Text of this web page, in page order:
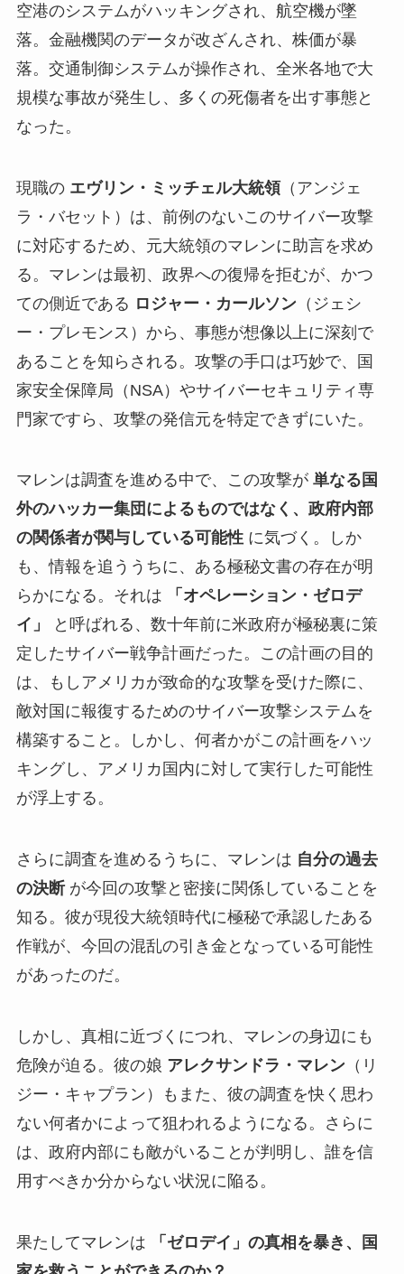
空港のシステムがハッキングされ、航空機が墜
落。金融機関のデータが改ざんされ、株価が暴
落。交通制御システムが操作され、全米各地で大
規模な事故が発生し、多くの死傷者を出す事態と
なった。
現職の エヴリン・ミッチェル大統領（アンジェ
ラ・バセット）は、前例のないこのサイバー攻撃
に対応するため、元大統領のマレンに助言を求め
る。マレンは最初、政界への復帰を拒むが、かつ
ての側近である ロジャー・カールソン（ジェシ
ー・プレモンス）から、事態が想像以上に深刻で
あることを知らされる。攻撃の手口は巧妙で、国
家安全保障局（NSA）やサイバーセキュリティ専
門家ですら、攻撃の発信元を特定できずにいた。
マレンは調査を進める中で、この攻撃が 単なる国
外のハッカー集団によるものではなく、政府内部
の関係者が関与している可能性に気づく。しか
も、情報を追ううちに、ある極秘文書の存在が明
らかになる。それは
「オペレーション・ゼロデ
イ」
と呼ばれる、数十年前に米政府が極秘裏に策
定したサイバー戦争計画だった。この計画の目的
は、もしアメリカが致命的な攻撃を受けた際に、
敵対国に報復するためのサイバー攻撃システムを
構築すること。しかし、何者かがこの計画をハッ
キングし、アメリカ国内に対して実行した可能性
が浮上する。
さらに調査を進めるうちに、マレンは 自分の過去
の決断が今回の攻撃と密接に関係していることを
知る。彼が現役大統領時代に極秘で承認したある
作戦が、今回の混乱の引き金となっている可能性
があったのだ。
しかし、真相に近づくにつれ、マレンの身辺にも
危険が迫る。彼の娘 アレクサンドラ・マレン（リ
ジー・キャプラン）もまた、彼の調査を快く思わ
ない何者かによって狙われるようになる。さらに
は、政府内部にも敵がいることが判明し、誰を信
用すべきか分からない状況に陥る。
果たしてマレンは
「ゼロデイ」の真相を暴き、国